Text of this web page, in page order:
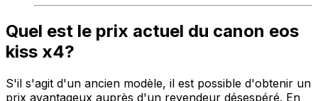
Quel est le prix actuel du canon eos
kiss x4?
S'il s'agit d'un ancien modèle, il est possible d'obtenir un
prix avantageux auprès d'un revendeur désespéré. En